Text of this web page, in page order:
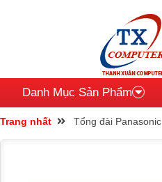
Danh Mục Sản Phẩm
Trang nhất Tổng đài Panasonic